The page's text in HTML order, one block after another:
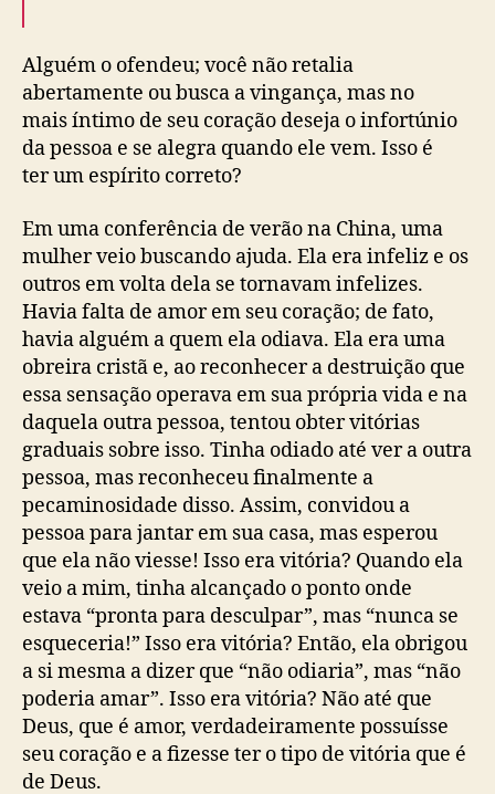
Alguém o ofendeu; você não retalia
abertamente ou busca a vingança, mas no
mais íntimo de seu coração deseja o infortúnio
da pessoa e se alegra quando ele vem. Isso é
ter um espírito correto?
Em uma conferência de verão na China, uma
mulher veio buscando ajuda. Ela era infeliz e os
outros em volta dela se tornavam infelizes.
Havia falta de amor em seu coração; de fato,
havia alguém a quem ela odiava. Ela era uma
obreira cristã e, ao reconhecer a destruição que
essa sensação operava em sua própria vida e na
daquela outra pessoa, tentou obter vitórias
graduais sobre isso. Tinha odiado até ver a outra
pessoa, mas reconheceu finalmente a
pecaminosidade disso. Assim, convidou a
pessoa para jantar em sua casa, mas esperou
que ela não viesse! Isso era vitória? Quando ela
veio a mim, tinha alcançado o ponto onde
estava “pronta para desculpar”, mas “nunca se
esqueceria!” Isso era vitória? Então, ela obrigou
a si mesma a dizer que “não odiaria”, mas “não
poderia amar”. Isso era vitória? Não até que
Deus, que é amor, verdadeiramente possuísse
seu coração e a fizesse ter o tipo de vitória que é
de Deus.